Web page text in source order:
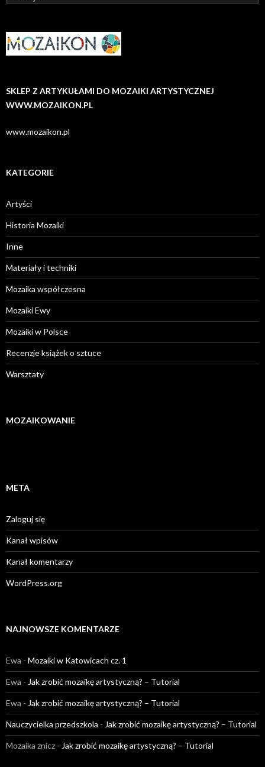
SKLEP Z ARTYKUŁAMI DO MOZAIKI ARTYSTYCZNEJ
WWW.MOZAIKON.PL
www.mozaikon.pl
KATEGORIE
Artyści
Historia Mozaiki
Inne
Materiały i techniki
Mozaika współczesna
Mozaiki Ewy
Mozaiki w Polsce
Recenzje książek o sztuce
Warsztaty
MOZAIKOWANIE
META
Zaloguj się
Kanał wpisów
Kanał komentarzy
WordPress.org
NAJNOWSZE KOMENTARZE
Ewa - Mozaiki w Katowicach cz. 1
Ewa - Jak zrobić mozaikę artystyczną? – Tutorial
Ewa - Jak zrobić mozaikę artystyczną? – Tutorial
Nauczycielka przedszkola - Jak zrobić mozaikę artystyczną? – Tutorial
Mozaika znicz - Jak zrobić mozaikę artystyczną? – Tutorial